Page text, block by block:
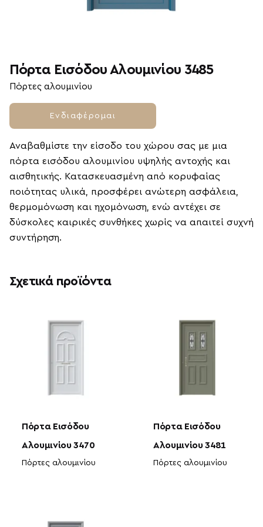
Πόρτα Εισόδου Αλουμινίου 3485
Πόρτες αλουμινίου
Ενδιαφέρομαι
Αναβαθμίστε την είσοδο του χώρου σας με μια
πόρτα εισόδου αλουμινίου υψηλής αντοχής και
αισθητικής. Κατασκευασμένη από κορυφαίας
ποιότητας υλικά, προσφέρει ανώτερη ασφάλεια,
θερμομόνωση και ηχομόνωση, ενώ αντέχει σε
δύσκολες καιρικές συνθήκες χωρίς να απαιτεί συχνή
συντήρηση.
Σχετικά προϊόντα
Πόρτα Εισόδου
Αλουμινίου 3470
Πόρτες αλουμινίου
Πόρτα Εισόδου
Αλουμινίου 3481
Πόρτες αλουμινίου